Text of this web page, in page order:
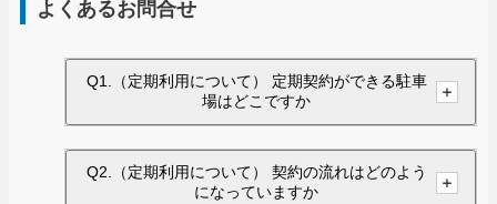
よくあるお問合せ
Q1.（定期利用について） 定期契約ができる駐車
場はどこですか
Q2.（定期利用について） 契約の流れはどのよう
になっていますか